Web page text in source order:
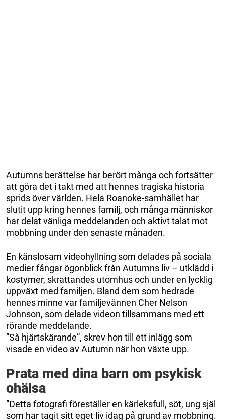
Autumns berättelse har berört många och fortsätter
att göra det i takt med att hennes tragiska historia
sprids över världen. Hela Roanoke-samhället har
slutit upp kring hennes familj, och många människor
har delat vänliga meddelanden och aktivt talat mot
mobbning under den senaste månaden.
En känslosam videohyllning som delades på sociala
medier fångar ögonblick från Autumns liv – utklädd i
kostymer, skrattandes utomhus och under en lycklig
uppväxt med familjen. Bland dem som hedrade
hennes minne var familjevännen Cher Nelson
Johnson, som delade videon tillsammans med ett
rörande meddelande.
”Så hjärtskärande”, skrev hon till ett inlägg som
visade en video av Autumn när hon växte upp.
Prata med dina barn om psykisk
ohälsa
”Detta fotografi föreställer en kärleksfull, söt, ung själ
som har tagit sitt eget liv idag på grund av mobbning.